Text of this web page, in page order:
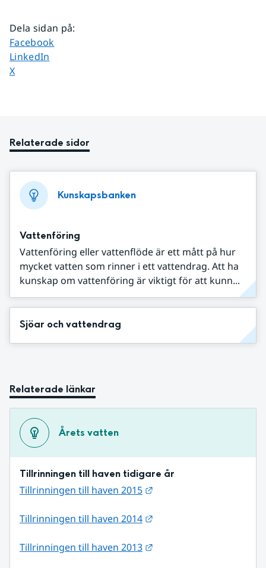
Dela sidan på:
Dela sidan på
Facebook
Dela sidan på
LinkedIn
Dela sidan på
X
Relaterade sidor
Kunskapsbanken
Vattenföring
Vattenföring eller vattenflöde är ett mått på hur
mycket vatten som rinner i ett vattendrag. Att ha
kunskap om vattenföring är viktigt för att kunn...
Sjöar och vattendrag
Relaterade länkar
Årets vatten
Tillrinningen till haven tidigare år
Tillrinningen till haven 2015
Tillrinningen till haven 2014
Tillrinningen till haven 2013